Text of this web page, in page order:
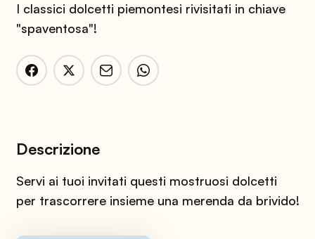
I classici dolcetti piemontesi rivisitati in chiave
"spaventosa"!
Descrizione
Servi ai tuoi invitati questi mostruosi dolcetti
per trascorrere insieme una merenda da brivido!